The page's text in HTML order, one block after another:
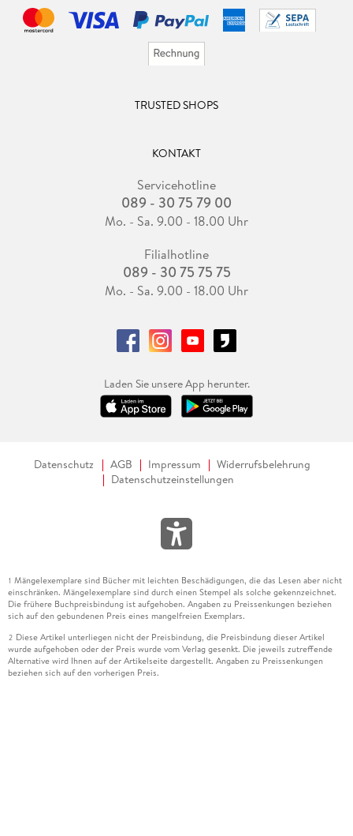
TRUSTED SHOPS
KONTAKT
Servicehotline
089 - 30 75 79 00
Mo. - Sa. 9.00 - 18.00 Uhr
Filialhotline
089 - 30 75 75 75
Mo. - Sa. 9.00 - 18.00 Uhr
Laden Sie unsere App herunter.
Datenschutz AGB Impressum
Widerrufsbelehrung
Datenschutzeinstellungen
1 Mängelexemplare sind Bücher mit leichten Beschädigungen, die das Lesen aber nicht
einschränken. Mängelexemplare sind durch einen Stempel als solche gekennzeichnet.
Die frühere Buchpreisbindung ist aufgehoben. Angaben zu Preissenkungen beziehen
sich auf den gebundenen Preis eines mangelfreien Exemplars.
2 Diese Artikel unterliegen nicht der Preisbindung, die Preisbindung dieser Artikel
wurde aufgehoben oder der Preis wurde vom Verlag gesenkt. Die jeweils zutreffende
Alternative wird Ihnen auf der Artikelseite dargestellt. Angaben zu Preissenkungen
beziehen sich auf den vorherigen Preis.